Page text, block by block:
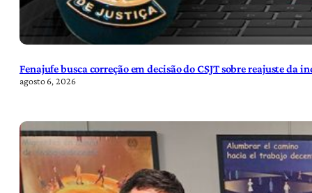
Fenajufe busca correção em decisão do CSJT sobre reajuste da
agosto 6, 2026